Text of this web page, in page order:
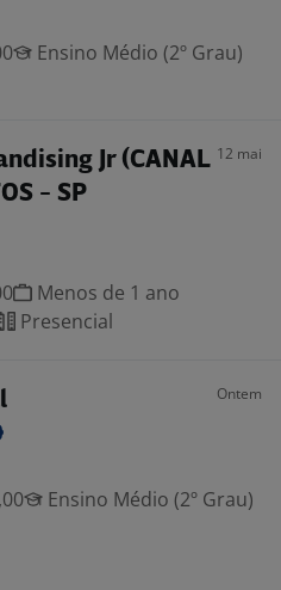
Ensino Médio (2º Grau)
Jr (CANAL
- SP
12 mai
Menos de 1 ano
Presencial
Ontem
Ensino Médio (2º Grau)